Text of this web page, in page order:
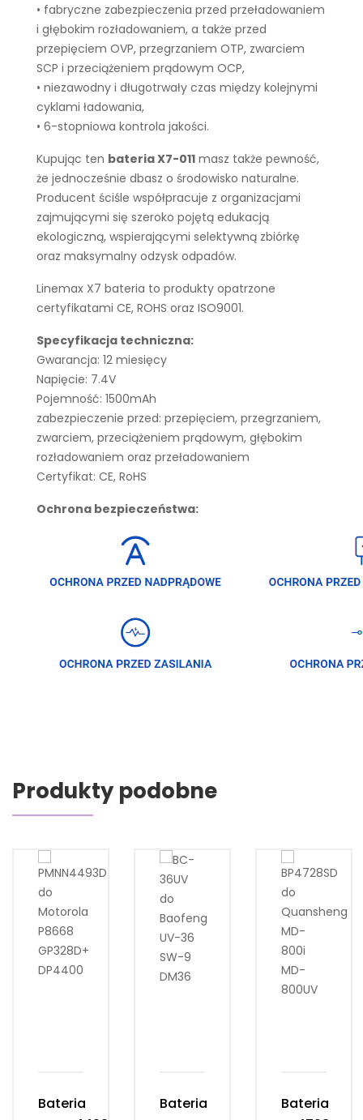
• fabryczne zabezpieczenia przed przeładowaniem
i głębokim rozładowaniem, a także przed
przepięciem OVP, przegrzaniem OTP, zwarciem
SCP i przeciążeniem prądowym OCP,
• niezawodny i długotrwały czas między kolejnymi
cyklami ładowania,
• 6-stopniowa kontrola jakości.
Kupując ten bateria X7-011 masz także pewność,
że jednocześnie dbasz o środowisko naturalne.
Producent ściśle współpracuje z organizacjami
zajmującymi się szeroko pojętą edukacją
ekologiczną, wspierającymi selektywną zbiórkę
oraz maksymalny odzysk odpadów.
Linemax X7 bateria to produkty opatrzone
certyfikatami CE, ROHS oraz ISO9001.
Specyfikacja techniczna:
Gwarancja: 12 miesięcy
Napięcie: 7.4V
Pojemność: 1500mAh
zabezpieczenie przed: przepięciem, przegrzaniem,
zwarciem, przeciążeniem prądowym, głębokim
rozładowaniem oraz przeładowaniem
Certyfikat: CE, RoHS
Ochrona bezpieczeństwa:
Produkty podobne
Bateria
Bateria
Bateria